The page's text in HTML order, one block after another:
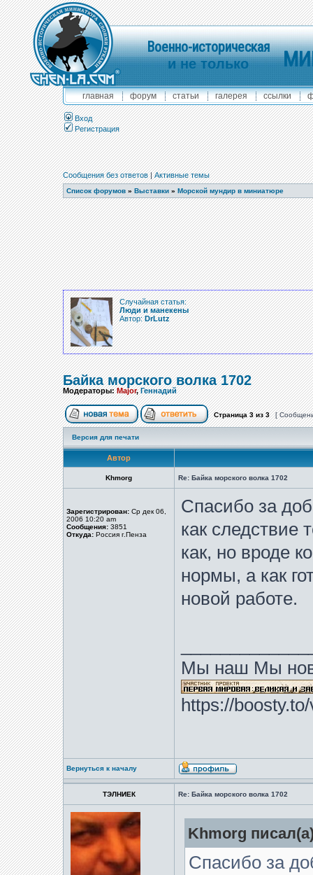
Военно-историческая
и не только
главная форум статьи галерея ссылки
Вход
Регистрация
Сообщения без ответов|Активные темы
Список форумов » Выставки » Морской мундир в миниатюре
Случайная статья:
Люди и манекены
Автор:DrLutz
Байка морского волка 1702
Модераторы:Major,Геннадий
Страница3из3 [
Версия для печати
Автор
Khmorg Re: Байка морского волка 1702
Зарегистрирован: Ср дек 06,
2006 10:20 am
Сообщения: 3851
Откуда: Россия г.Пенза
Спасибо за
как следствие
как, но вроде
нормы, а как
новой работе.
Мы наш Мы
https://
Вернуться к началу
ТЭЛНИЕК Re: Байка морского волка 1702
Khmorg
Спасибо за